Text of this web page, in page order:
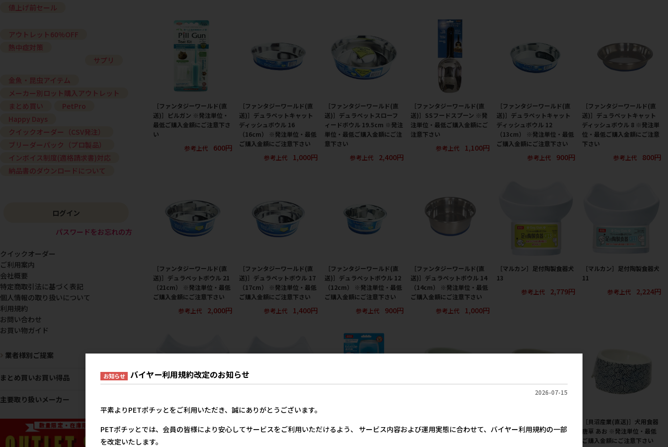
［ファンタジーワールド(直
送)］ピルガン ※発注単位・
最低ご購入金額にご注意下さ
い
参考上代
600円
［ファンタジーワールド(直
送)］デュラペットキャット
ディッシュボウル 16
（16cm） ※発注単位・最低
ご購入金額にご注意下さい
参考上代
1,000円
［ファンタジーワールド(直
送)］デュラペットスローフ
ィードボウル 19.5cm ※発注
単位・最低ご購入金額にご注
意下さい
参考上代
2,400円
［ファンタジーワールド(直
送)］SSフードスプーン ※発
注単位・最低ご購入金額にご
注意下さい
参考上代
1,100円
［ファンタジーワールド(直
送)］デュラペットキャット
ディッシュボウル 12
（13cm） ※発注単位・最低
ご購入金額にご注意下さい
参考上代
900円
［ファンタジーワールド(直
送)］デュラペットキャット
ディッシュボウル 8 ※発注単
位・最低ご購入金額にご注意
下さい
参考上代
800円
［ファンタジーワールド(直
送)］デュラペットボウル 21
（21cm） ※発注単位・最低
ご購入金額にご注意下さい
参考上代
2,000円
［ファンタジーワールド(直
送)］デュラペットボウル 17
（17cm） ※発注単位・最低
ご購入金額にご注意下さい
参考上代
1,400円
［ファンタジーワールド(直
送)］デュラペットボウル 12
（12cm） ※発注単位・最低
ご購入金額にご注意下さい
参考上代
900円
［ファンタジーワールド(直
送)］デュラペットボウル 14
（14cm） ※発注単位・最低
ご購入金額にご注意下さい
参考上代
1,000円
［マルカン］足付陶製食器犬
13
参考上代
2,779円
［マルカン］足付陶製食器犬
11
参考上代
2,224円
13
11
トルブラウン 300ml
唐草 あか ※発注単位・最低
唐草 みどり ※発注単位・最
［貝沼産業(直送)］犬用食器
唐草 あお ※発注単位・最低
ご購入金額にご注意下さい
値上げ前セール
アウトレット60%OFF
熱中症対策
サプリ
金魚・昆虫アイテム
メーカー別ロット購入アウトレット
まとめ買い
PetPro
Happy Days
クイックオーダー（CSV発注）
ブリーダーパック（プロ製品）
インボイス制度(適格請求書)対応
納品書のダウンロードについて
ログイン
パスワードをお忘れの方
クイックオーダー
ご利用案内
会社概要
特定商取引法に基づく表記
個人情報の取り扱いについて
利用規約
お問い合わせ
お買い物ガイド
業者様別ご提案
まとめ買いお買い得品
主要取り扱いメーカー
お知らせ バイヤー利用規約改定のお知らせ
2026-07-15
平素よりPETポチッとをご利用いただき、誠にありがとうございます。
PETポチッとでは、会員の皆様により安心してサービスをご利用いただけるよう、 サービス内容および運用実態に合わせて、バイヤー利用規約の一部
を改定いたします。